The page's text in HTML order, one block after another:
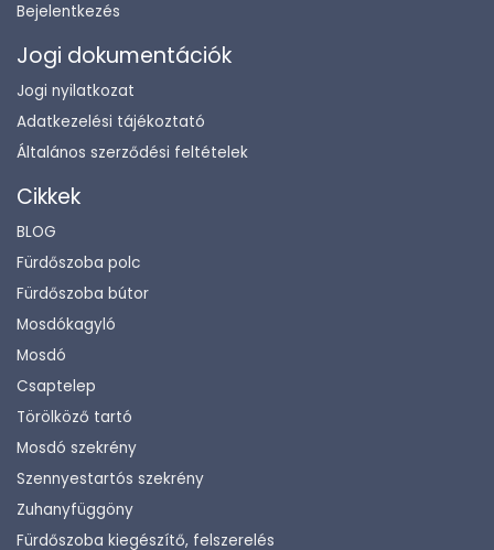
Bejelentkezés
Jogi dokumentációk
Jogi nyilatkozat
Adatkezelési tájékoztató
Általános szerződési feltételek
Cikkek
BLOG
Fürdőszoba polc
Fürdőszoba bútor
Mosdókagyló
Mosdó
Csaptelep
Törölköző tartó
Mosdó szekrény
Szennyestartós szekrény
Zuhanyfüggöny
Fürdőszoba kiegészítő, felszerelés